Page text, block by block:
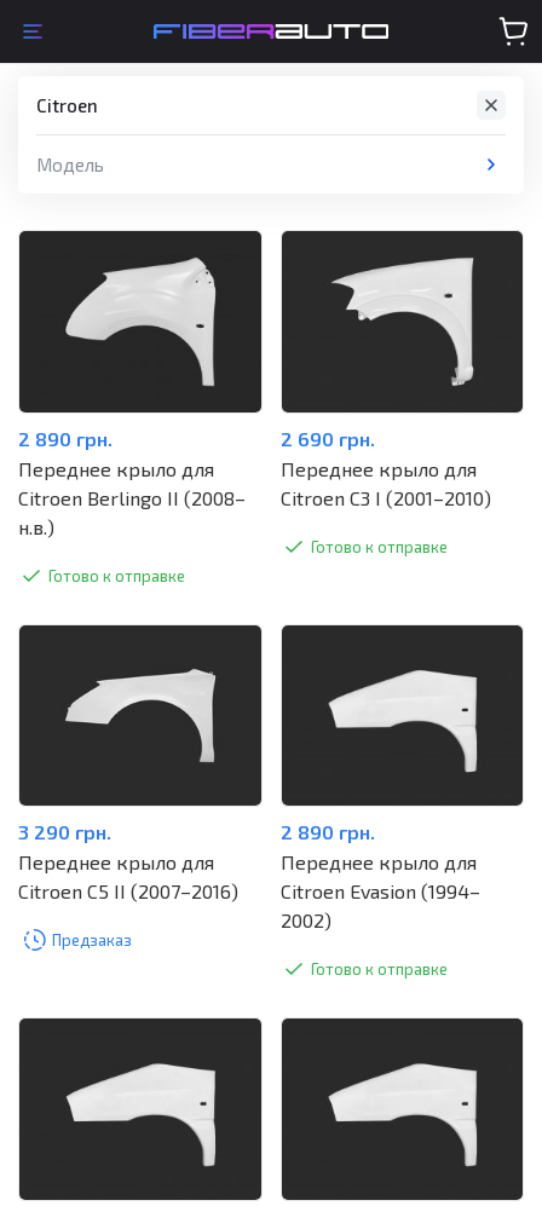
Citroen
Модель
Переднее крыло для
Citroen Berlingo II (2008–
н.в.)
2 890 грн.
Готово к отправке
Переднее крыло для
Citroen C3 I (2001–2010)
2 690 грн.
Готово к отправке
Переднее крыло для
Citroen C5 II (2007–2016)
3 290 грн.
Предзаказ
Переднее крыло для
Citroen Evasion (1994–
2002)
2 890 грн.
Готово к отправке